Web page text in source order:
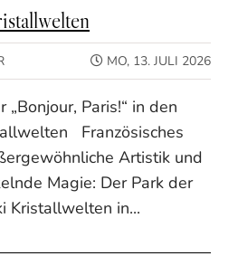
MO, 13. JULI 2026
„Bonjour, Paris!“ in den
Französisches
Artistik und
Magie: Der Park der
Kristallwelten in...